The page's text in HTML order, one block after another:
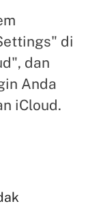
di
dan
Anda
iCloud.